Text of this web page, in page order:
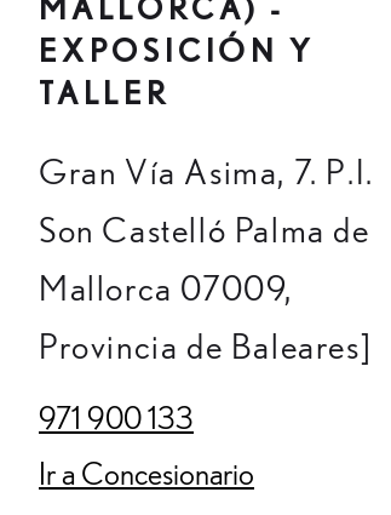
EXPOSICIÓN Y
TALLER
Gran Vía Asima, 7. P.I.
Son Castelló Palma de
Mallorca 07009,
Provincia de Baleares]
971 900 133
(Opens in new tab)
Ir a Concesionario
(Opens in new tab)